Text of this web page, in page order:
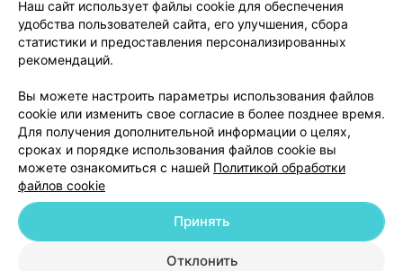
Добавить компанию
Наш сайт использует файлы cookie для обеспечения
удобства пользователей сайта, его улучшения, сбора
статистики и предоставления персонализированных
рекомендаций.
Вы можете настроить параметры использования файлов
cookie или изменить свое согласие в более позднее время.
Для получения дополнительной информации о целях,
сроках и порядке использования файлов cookie вы
можете ознакомиться с нашей Политикой обработки
файлов cookie
Отклонить
Принять